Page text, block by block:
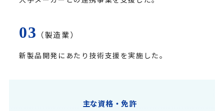
（製造業）
新製品開発にあたり技術支援を実施した。
主な資格・免許